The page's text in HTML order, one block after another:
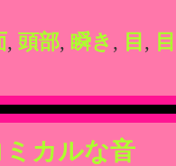
, 頭部, 瞬き , 目 ,
カルな音